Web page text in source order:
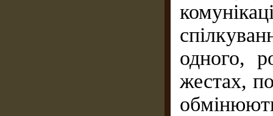
одного,
жестах,